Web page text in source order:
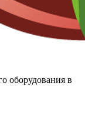
оборудования в